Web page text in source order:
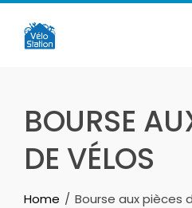
Skip
content
BOURSE
DE VÉLOS
Home Bourse aux pièces